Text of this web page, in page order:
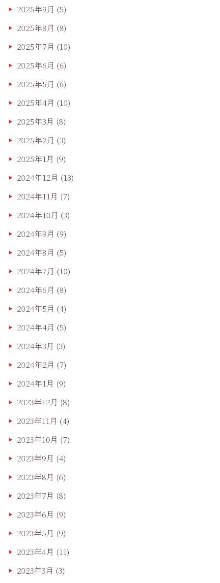
2025年9月 (5)
2025年8月 (8)
2025年7月 (10)
2025年6月 (6)
2025年5月 (6)
2025年4月 (10)
2025年3月 (8)
2025年2月 (3)
2025年1月 (9)
2024年12月 (13)
2024年11月 (7)
2024年10月 (3)
2024年9月 (9)
2024年8月 (5)
2024年7月 (10)
2024年6月 (8)
2024年5月 (4)
2024年4月 (5)
2024年3月 (3)
2024年2月 (7)
2024年1月 (9)
2023年12月 (8)
2023年11月 (4)
2023年10月 (7)
2023年9月 (4)
2023年8月 (6)
2023年7月 (8)
2023年6月 (9)
2023年5月 (9)
2023年4月 (11)
2023年3月 (3)